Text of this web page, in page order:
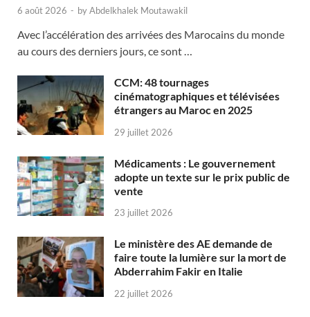
6 août 2026 - byAbdelkhalek Moutawakil
Avec l’accélération des arrivées des Marocains du monde
au cours des derniers jours, ce sont …
CCM: 48 tournages
cinématographiques et télévisées
étrangers au Maroc en 2025
29 juillet 2026
Médicaments : Le gouvernement
adopte un texte sur le prix public de
vente
23 juillet 2026
Le ministère des AE demande de
faire toute la lumière sur la mort de
Abderrahim Fakir en Italie
22 juillet 2026